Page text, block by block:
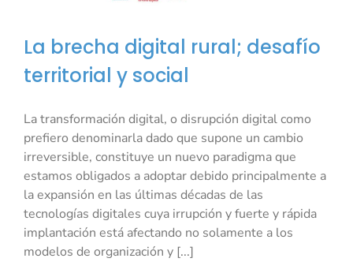
La brecha digital rural; desafío
territorial y social
La transformación digital, o disrupción digital como
prefiero denominarla dado que supone un cambio
irreversible, constituye un nuevo paradigma que
estamos obligados a adoptar debido principalmente a
la expansión en las últimas décadas de las
tecnologías digitales cuya irrupción y fuerte y rápida
implantación está afectando no solamente a los
modelos de organización y [...]